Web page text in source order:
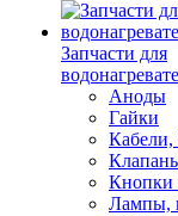
Запчасти для
Аноды
Гайки
Кнопки
Лампы,